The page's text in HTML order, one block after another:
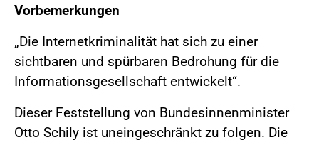
Vorbemerkungen
„Die Internetkriminalität hat sich zu einer
sichtbaren und spürbaren Bedrohung für die
Informationsgesellschaft entwickelt“.
Dieser Feststellung von Bundesinnenminister
Otto Schily ist uneingeschränkt zu folgen. Die